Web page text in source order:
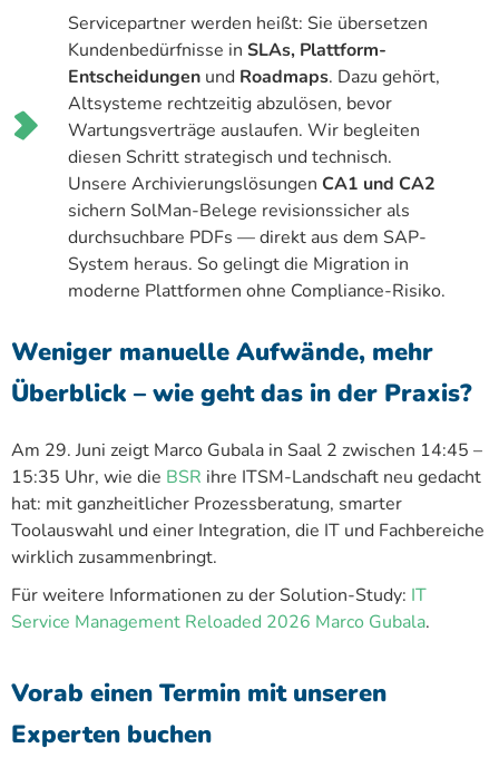
Servicepartner werden heißt: Sie übersetzen
Kundenbedürfnisse in SLAs, Plattform-
Entscheidungenund Roadmaps. Dazu gehört,
Altsysteme rechtzeitig abzulösen, bevor
Wartungsverträge auslaufen. Wir begleiten
diesen Schritt strategisch und technisch.
Unsere Archivierungslösungen CA1 und CA2
sichern SolMan-Belege revisionssicher als
durchsuchbare PDFs — direkt aus dem SAP-
System heraus. So gelingt die Migration in
moderne Plattformen ohne Compliance-Risiko.
Weniger manuelle Aufwände, mehr
Überblick – wie geht das in der Praxis?
Am 29. Juni zeigt Marco Gubala in Saal 2 zwischen 14:45 –
15:35 Uhr, wie die BSR ihre ITSM-Landschaft neu gedacht
hat: mit ganzheitlicher Prozessberatung, smarter
Toolauswahl und einer Integration, die IT und Fachbereiche
wirklich zusammenbringt.
Für weitere Informationen zu der Solution-Study: IT
Service Management Reloaded 2026 Marco Gubala.
Vorab einen Termin mit unseren
Experten buchen